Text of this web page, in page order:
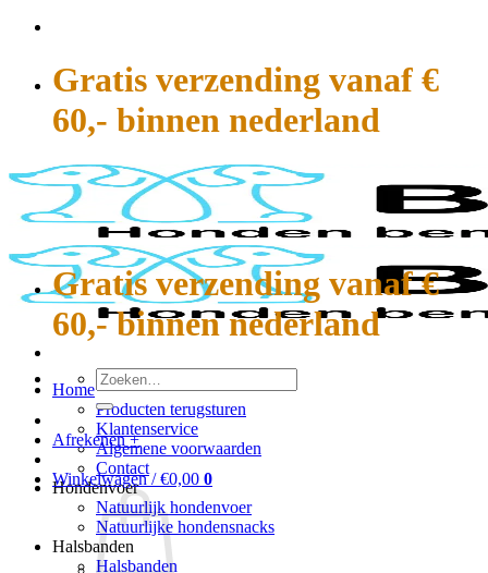
Gratis verzending vanaf €
60,- binnen nederland
Home
Producten terugsturen
Klantenservice
Algemene voorwaarden
Contact
Hondenvoer
Natuurlijk hondenvoer
Natuurlijke hondensnacks
Halsbanden
Halsbanden
Gratis verzending vanaf €
60,- binnen nederland
Zoeken
naar:
Afrekenen +
Winkelwagen /€0,00 0